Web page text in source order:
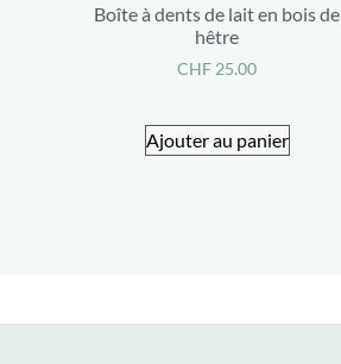
Boîte à dents de lait en bois de
hêtre
CHF 25.00
Ajouter au panier